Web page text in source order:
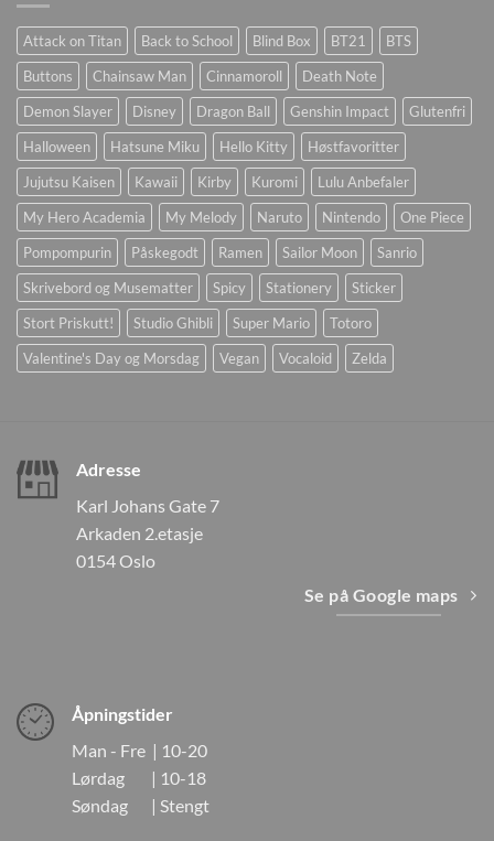
Attack on Titan Back to School Blind Box BT21
BTS
Buttons
Chainsaw Man Cinnamoroll
Death Note
Demon Slayer
Disney Dragon Ball Genshin Impact
Glutenfri
Halloween
Hatsune Miku Hello Kitty
Høstfavoritter
Jujutsu Kaisen
Kawaii Kirby Kuromi
Lulu Anbefaler
My Hero Academia
My Melody Naruto Nintendo
One Piece
Pompompurin
Påskegodt Ramen Sailor Moon
Sanrio
Skrivebord og Musematter
Spicy Stationery
Sticker
Stort Priskutt!
Studio Ghibli Super Mario
Totoro
Valentine's Day og Morsdag
Vegan Vocaloid Zelda
Adresse
Karl Johans Gate 7
Arkaden 2.etasje
0154 Oslo
Se på Google maps
Åpningstider
Man - Fre | 10-20
Lørdag | 10-18
Søndag | Stengt